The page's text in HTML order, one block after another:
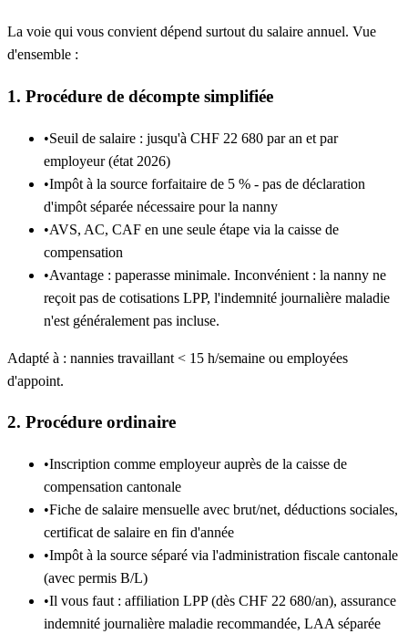
La voie qui vous convient dépend surtout du salaire annuel. Vue
d'ensemble :
1. Procédure de décompte simplifiée
•Seuil de salaire : jusqu'à CHF 22 680 par an et par
employeur (état 2026)
•Impôt à la source forfaitaire de 5 % - pas de déclaration
d'impôt séparée nécessaire pour la nanny
•AVS, AC, CAF en une seule étape via la caisse de
compensation
•Avantage : paperasse minimale. Inconvénient : la nanny ne
reçoit pas de cotisations LPP, l'indemnité journalière maladie
n'est généralement pas incluse.
Adapté à : nannies travaillant < 15 h/semaine ou employées
d'appoint.
2. Procédure ordinaire
•Inscription comme employeur auprès de la caisse de
compensation cantonale
•Fiche de salaire mensuelle avec brut/net, déductions sociales,
certificat de salaire en fin d'année
•Impôt à la source séparé via l'administration fiscale cantonale
(avec permis B/L)
•Il vous faut : affiliation LPP (dès CHF 22 680/an), assurance
indemnité journalière maladie recommandée, LAA séparée